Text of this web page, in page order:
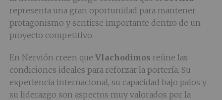
representa una gran oportunidad para mantener
protagonismo y sentirse importante dentro de un
proyecto competitivo.
En Nervión creen que Vlachodimos reúne las
condiciones ideales para reforzar la portería. Su
experiencia internacional, su capacidad bajo palos y
su liderazgo son aspectos muy valorados por la